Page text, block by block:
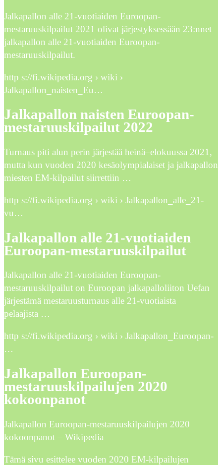
Jalkapallon alle 21-vuotiaiden Euroopan-
mestaruuskilpailut 2021 olivat järjestyksessään 23:nnet
jalkapallon alle 21-vuotiaiden Euroopan-
mestaruuskilpailut.
http s://fi.wikipedia.org › wiki ›
Jalkapallon_naisten_Eu…
Jalkapallon naisten Euroopan-
mestaruuskilpailut 2022
Turnaus piti alun perin järjestää heinä–elokuussa 2021,
mutta kun vuoden 2020 kesäolympialaiset ja jalkapallon
miesten EM-kilpailut siirrettiin …
http s://fi.wikipedia.org › wiki › Jalkapallon_alle_21-
vu…
Jalkapallon alle 21-vuotiaiden
Euroopan-mestaruuskilpailut
Jalkapallon alle 21-vuotiaiden Euroopan-
mestaruuskilpailut on Euroopan jalkapalloliiton Uefan
järjestämä mestaruusturnaus alle 21-vuotiaista
pelaajista …
http s://fi.wikipedia.org › wiki › Jalkapallon_Euroopan-
…
Jalkapallon Euroopan-
mestaruuskilpailujen 2020
kokoonpanot
Jalkapallon Euroopan-mestaruuskilpailujen 2020
kokoonpanot – Wikipedia
Tämä sivu esittelee vuoden 2020 EM-kilpailujen